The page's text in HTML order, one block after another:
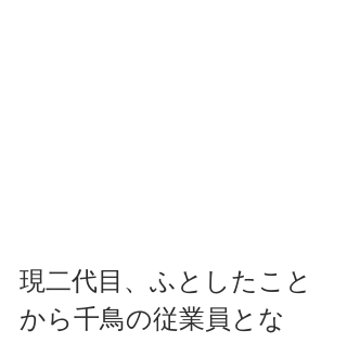
現二代目、ふとしたこと
から千鳥の従業員とな